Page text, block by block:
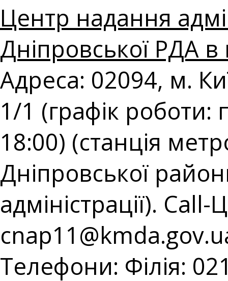
Центр надання
Дніпровської РДА в
Адреса: 02094, м.
1/1 (графік роботи:
18:00) (станція
Дніпровської
адміністрації).
Телефони: Філія: